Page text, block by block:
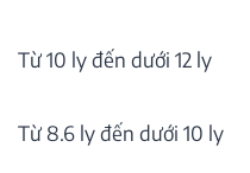
Từ 10 ly đến dưới 12 ly
Từ 8.6 ly đến dưới 10 ly